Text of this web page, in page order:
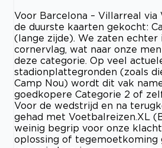
Voor Barcelona – Villarreal via
de duurste kaarten gekocht:
(lange zijde). We zaten echter
cornervlag, wat naar onze
deze categorie. Op veel
stadionplattegronden (zoals
Camp Nou) wordt dit vak
goedkopere Categorie 2 of
Voor de wedstrijd en na
gehad met Voetbalreizen.XL
weinig begrip voor onze
oplossing of tegemoetkoming